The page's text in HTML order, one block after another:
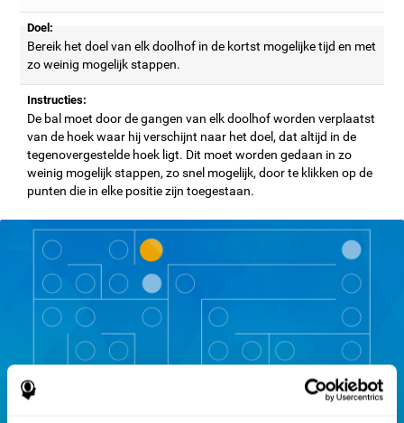
Doel:
Bereik het doel van elk doolhof in de kortst mogelijke tijd en met
zo weinig mogelijk stappen.
Instructies:
De bal moet door de gangen van elk doolhof worden verplaatst
van de hoek waar hij verschijnt naar het doel, dat altijd in de
tegenovergestelde hoek ligt. Dit moet worden gedaan in zo
weinig mogelijk stappen, zo snel mogelijk, door te klikken op de
punten die in elke positie zijn toegestaan.